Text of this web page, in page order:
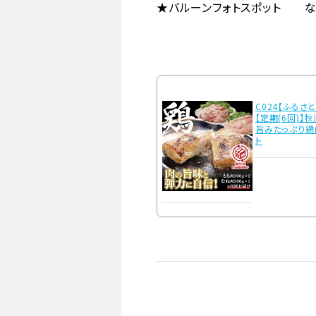
★バルーンフォトスポット
C024【ふるさと
【定期(6回)】
旨みたっぷり鶏
ト